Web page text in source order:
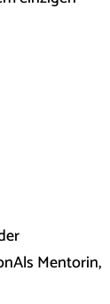
Mentorin,